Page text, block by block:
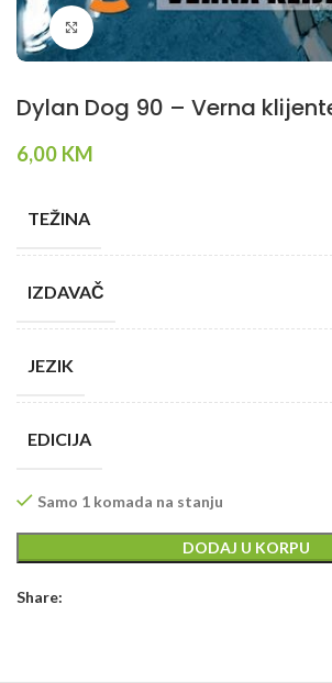
Klikni da povečaš
Dylan Dog 90 – Verna
6,00 KM
TEŽINA
IZDAVAČ
JEZIK
EDICIJA
Samo 1 komada na stanju
DODAJ U KORPU
Share: